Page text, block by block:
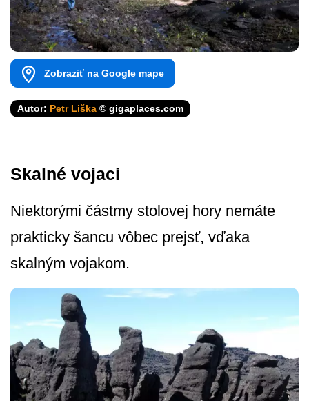
Zobraziť na Google mape
Autor: Petr Liška © gigaplaces.com
Skalné vojaci
Niektorými částmy stolovej hory nemáte
prakticky šancu vôbec prejsť, vďaka
skalným vojakom.